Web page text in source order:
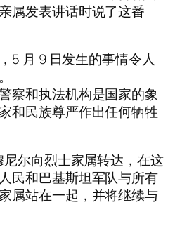
属发表讲话时说了这番
5 月 9 日发生的事情令人
察和执法机构是国家的象
和民族尊严作出任何牺牲
尼尔向烈士家属转达，在这
民和巴基斯坦军队与所有
属站在一起，并将继续与